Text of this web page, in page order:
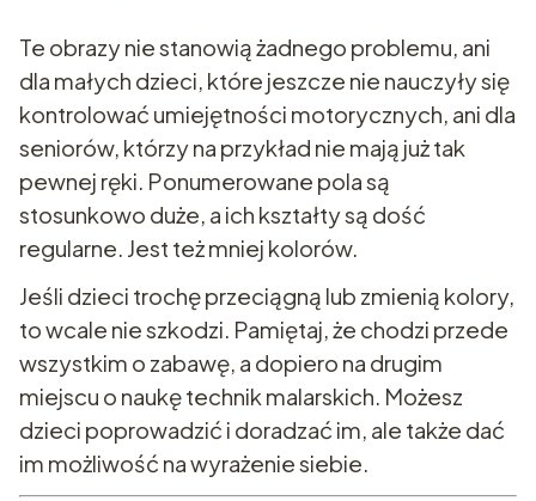
Te obrazy nie stanowią żadnego problemu, ani
dla małych dzieci, które jeszcze nie nauczyły się
kontrolować umiejętności motorycznych, ani dla
seniorów, którzy na przykład nie mają już tak
pewnej ręki. Ponumerowane pola są
stosunkowo duże, a ich kształty są dość
regularne. Jest też mniej kolorów.
Jeśli dzieci trochę przeciągną lub zmienią kolory,
to wcale nie szkodzi. Pamiętaj, że chodzi przede
wszystkim o zabawę, a dopiero na drugim
miejscu o naukę technik malarskich. Możesz
dzieci poprowadzić i doradzać im, ale także dać
im możliwość na wyrażenie siebie.